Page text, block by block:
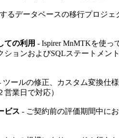
るデータベースの移行プロジ
ての利用 - Ispirer MnMTKを使っ
ションおよびSQLステートメン
ツールの修正、カスタム変換仕
業日で対応）
ビス - ご契約前の評価期間中に